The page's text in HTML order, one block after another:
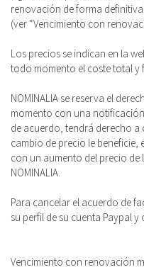
renovación de forma
(ver “Vencimiento con
Los precios se indican en la
todo momento el coste total
NOMINALIA se reserva el
momento con una notificación
de acuerdo, tendrá derecho
cambio de precio le
con un aumento del precio
NOMINALIA.
Para cancelar el acuerdo de
su perfil de su cuenta Paypal y
Vencimiento con renovación